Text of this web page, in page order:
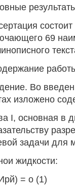
69
Во
изложено
I, основная в
задачи для
жидкости:
= о (1)